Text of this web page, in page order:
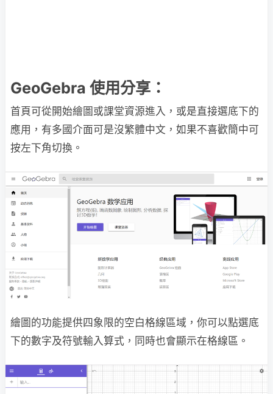
GeoGebra 使用分享：
首頁可從開始繪圖或課堂資源進入，或是直接選底下的
應用，有多國介面可是沒繁體中文，如果不喜歡簡中可
按左下角切換。
繪圖的功能提供四象限的空白格線區域，你可以點選底
下的數字及符號輸入算式，同時也會顯示在格線區。